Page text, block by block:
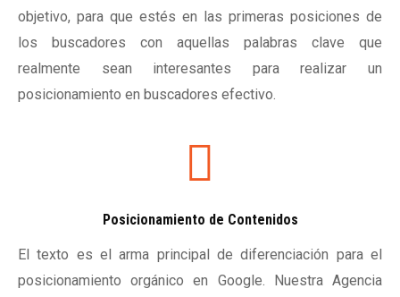
objetivo, para que estés en las primeras posiciones de
los buscadores con aquellas palabras clave que
realmente sean interesantes para realizar un
posicionamiento en buscadores efectivo.
Posicionamiento de Contenidos
El texto es el arma principal de diferenciación para el
posicionamiento orgánico en Google. Nuestra Agencia